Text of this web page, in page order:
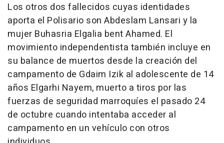
Los otros dos fallecidos cuyas identidades
aporta el Polisario son Abdeslam Lansari y la
mujer Buhasria Elgalia bent Ahamed. El
movimiento independentista también incluye en
su balance de muertos desde la creación del
campamento de Gdaim Izik al adolescente de 14
años Elgarhi Nayem, muerto a tiros por las
fuerzas de seguridad marroquíes el pasado 24
de octubre cuando intentaba acceder al
campamento en un vehículo con otros